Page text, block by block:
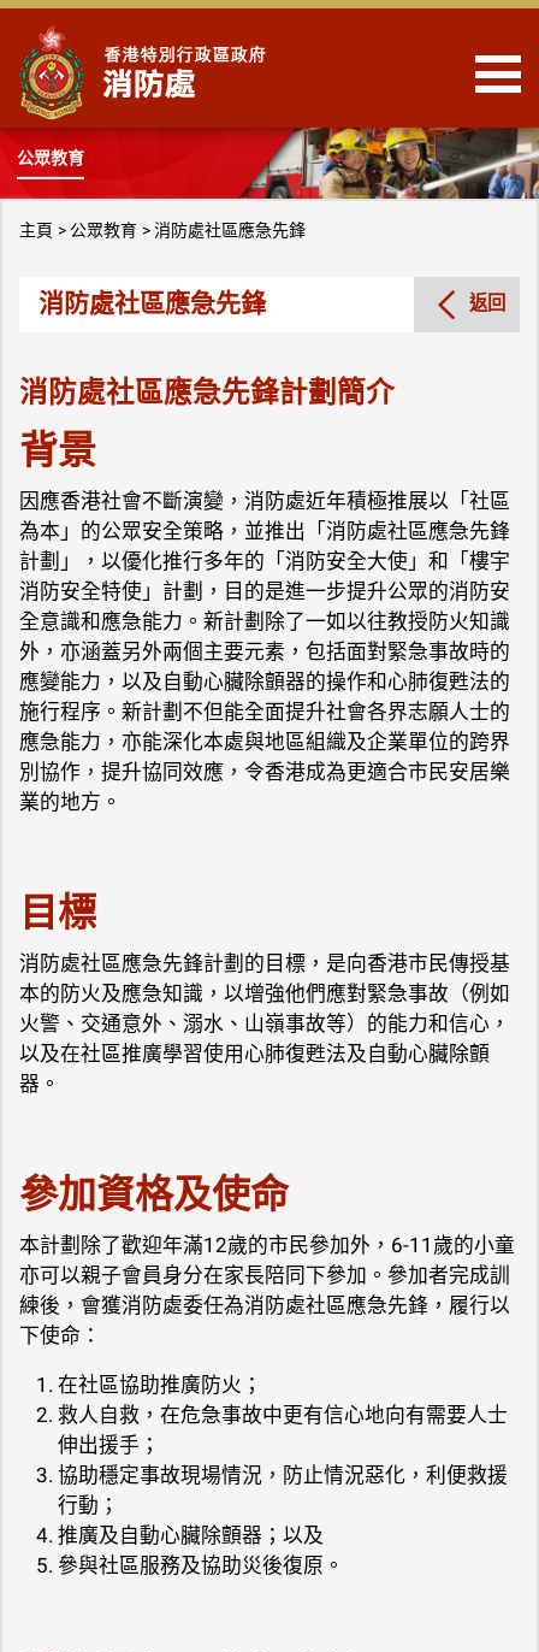
跳到內容
公眾教育
主頁 公眾教育 消防處社區應急先鋒
消防處社區應急先鋒 返回
消防處社區應急先鋒計劃簡介
背景
因應香港社會不斷演變，消防處近年積極推展以「社區
為本」的公眾安全策略，並推出「消防處社區應急先鋒
計劃」，以優化推行多年的「消防安全大使」和「樓宇
消防安全特使」計劃，目的是進一步提升公眾的消防安
全意識和應急能力。新計劃除了一如以往教授防火知識
外，亦涵蓋另外兩個主要元素，包括面對緊急事故時的
應變能力，以及自動心臟除顫器的操作和心肺復甦法的
施行程序。新計劃不但能全面提升社會各界志願人士的
應急能力，亦能深化本處與地區組織及企業單位的跨界
別協作，提升協同效應，令香港成為更適合市民安居樂
業的地方。
目標
消防處社區應急先鋒計劃的目標，是向香港市民傳授基
本的防火及應急知識，以增強他們應對緊急事故（例如
火警、交通意外、溺水、山嶺事故等）的能力和信心，
以及在社區推廣學習使用心肺復甦法及自動心臟除顫
器。
參加資格及使命
本計劃除了歡迎年滿12歲的市民參加外，6-11歲的小童
亦可以親子會員身分在家長陪同下參加。參加者完成訓
練後，會獲消防處委任為消防處社區應急先鋒，履行以
下使命：
在社區協助推廣防火；
救人自救，在危急事故中更有信心地向有需要人士
伸出援手；
協助穩定事故現場情況，防止情況惡化，利便救援
行動；
推廣及自動心臟除顫器；以及
參與社區服務及協助災後復原。